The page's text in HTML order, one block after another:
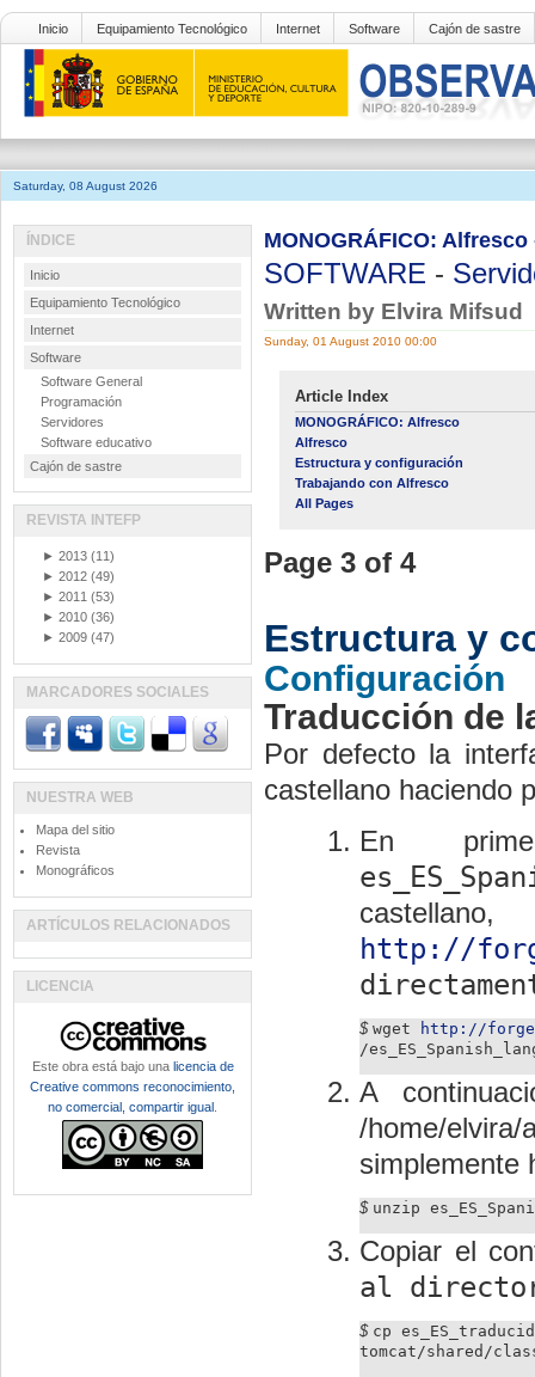
Inicio Equipamiento Tecnológico Internet Software Cajón de sastre
Saturday, 08 August 2026
MONOGRÁFICO:
SOFTWARE -
Written by Elvira Mifsud
Sunday, 01 August 2010 00:00
Article Index
MONOGRÁFICO: Alfresco
Alfresco
Estructura y configuración
Trabajando con Alfresco
All Pages
Page 3 of 4
Estructura y
Configuración
Traducción de
Por defecto la
castellano haciendo
En
http://
$ wget
http://
/
A
/home/
simplemente
$ unzip
Copiar el
al
$ cp
tomcat/shared/
ÍNDICE
Inicio
Equipamiento Tecnológico
Internet
Software
Software General
Programación
Servidores
Software educativo
Cajón de sastre
REVISTA INTEFP
► 2013 (11)
► 2012 (49)
► 2011 (53)
► 2010 (36)
► 2009 (47)
MARCADORES SOCIALES
NUESTRA WEB
Mapa del sitio
Revista
Monográficos
ARTÍCULOS RELACIONADOS
LICENCIA
Este obra está bajo una licencia de
Creative commons reconocimiento,
no comercial, compartir igual